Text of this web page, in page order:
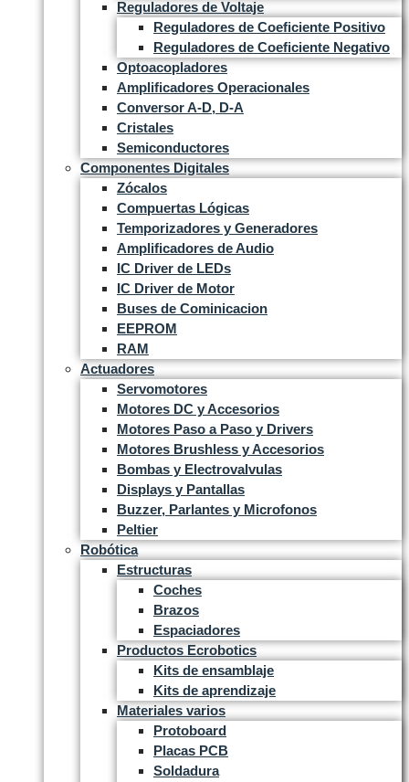
Reguladores de Voltaje
Reguladores de Coeficiente Positivo
Reguladores de Coeficiente Negativo
Optoacopladores
Amplificadores Operacionales
Conversor A-D, D-A
Cristales
Semiconductores
Componentes Digitales
Zócalos
Compuertas Lógicas
Temporizadores y Generadores
Amplificadores de Audio
IC Driver de LEDs
IC Driver de Motor
Buses de Cominicacion
EEPROM
RAM
Actuadores
Servomotores
Motores DC y Accesorios
Motores Paso a Paso y Drivers
Motores Brushless y Accesorios
Bombas y Electrovalvulas
Displays y Pantallas
Buzzer, Parlantes y Microfonos
Peltier
Robótica
Estructuras
Coches
Brazos
Espaciadores
Productos Ecrobotics
Kits de ensamblaje
Kits de aprendizaje
Materiales varios
Protoboard
Placas PCB
Soldadura